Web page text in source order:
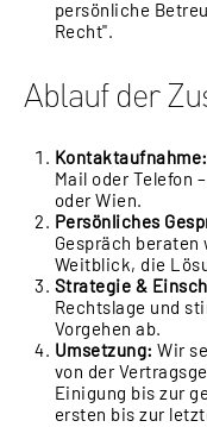
persönliche
Recht".
Ablauf der
Kontaktaufnahme:
Mail oder Telefon
oder Wien.
Persönliches
Gespräch
Weitblick, die
Strategie &
Rechtslage und
Vorgehen ab.
Umsetzung: Wir
von der
Einigung bis zur
ersten bis zur